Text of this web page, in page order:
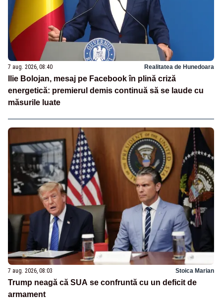
7 aug. 2026, 08:40 Realitatea de Hunedoara
Ilie Bolojan, mesaj pe Facebook în plină criză
energetică: premierul demis continuă să se laude cu
măsurile luate
7 aug. 2026, 08:03 Stoica Marian
Trump neagă că SUA se confruntă cu un deficit de
armament